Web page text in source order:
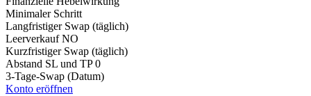
Minimaler Schritt
Langfristiger Swap (täglich)
Leerverkauf NO
Kurzfristiger Swap (täglich)
Abstand SL und TP 0
3-Tage-Swap (Datum)
Konto eröffnen